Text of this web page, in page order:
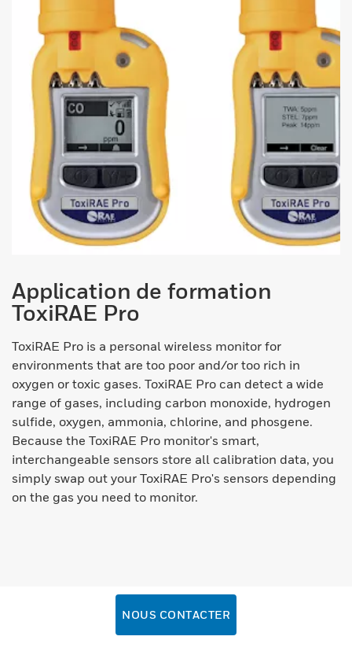
Application de formation
ToxiRAE Pro
ToxiRAE Pro is a personal wireless monitor for
environments that are too poor and/or too rich in
oxygen or toxic gases. ToxiRAE Pro can detect a wide
range of gases, including carbon monoxide, hydrogen
sulfide, oxygen, ammonia, chlorine, and phosgene.
Because the ToxiRAE Pro monitor's smart,
interchangeable sensors store all calibration data, you
simply swap out your ToxiRAE Pro's sensors depending
on the gas you need to monitor.
NOUS CONTACTER